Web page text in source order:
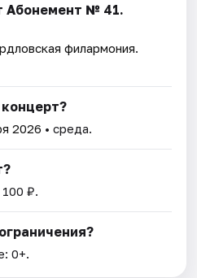
Абонемент № 41.
филармония.
2026 • среда.
₽.
0+.